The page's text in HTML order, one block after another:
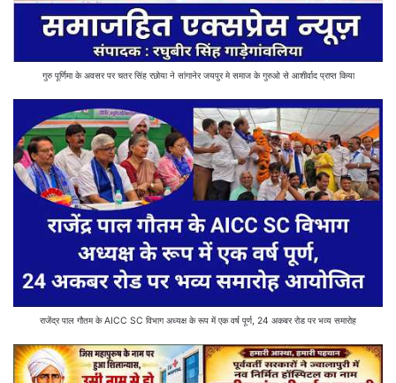
गुरु पूर्णिमा के अवसर पर चतर सिंह रछोया ने सांगानेर जयपुर मे समाज के गुरुओ से आशीर्वाद प्राप्त किया
राजेंद्र पाल गौतम के AICC SC विभाग अध्यक्ष के रूप में एक वर्ष पूर्ण, 24 अकबर रोड पर भव्य समारोह